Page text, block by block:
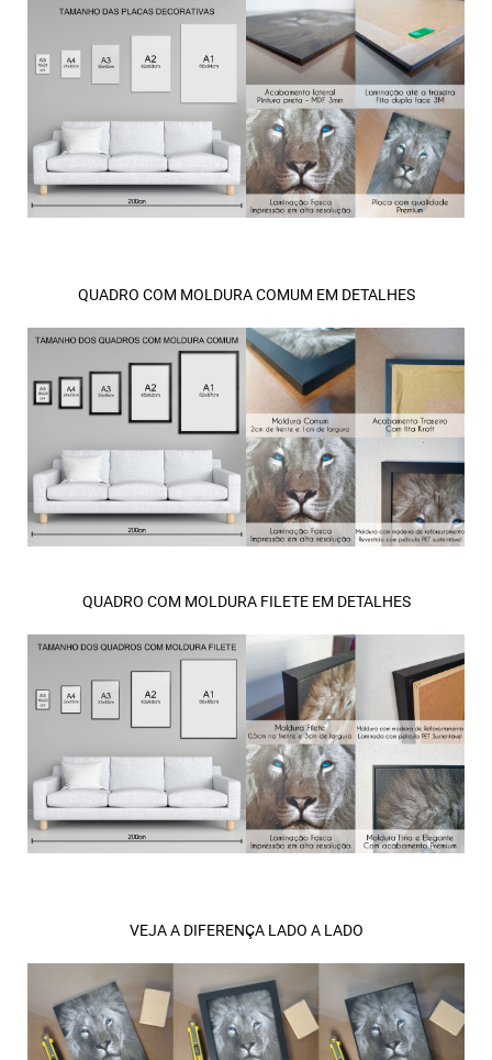
QUADRO COM MOLDURA COMUM EM DETALHES
QUADRO COM MOLDURA FILETE EM DETALHES
VEJA A DIFERENÇA LADO A LADO